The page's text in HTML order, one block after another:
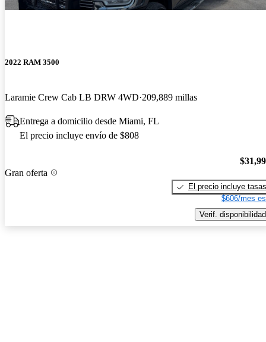
2022 RAM 3500
Laramie Crew Cab LB DRW 4WD 209,889 millas
Entrega a domicilio desde Miami, FL
El precio incluye envío de $808
Gran oferta
El precio incluye tasas
$606/mes
Verif. disponibilidad